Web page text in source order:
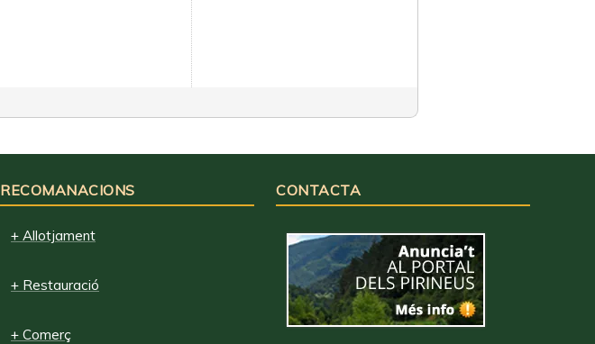
RECOMANACIONS
+ Allotjament
+ Restauració
+ Comerç
CONTACTA